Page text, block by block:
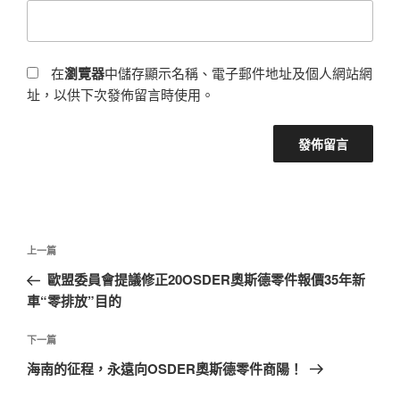
在瀏覽器中儲存顯示名稱、電子郵件地址及個人網站網
址，以供下次發佈留言時使用。
文
導
覽
上
一
篇
章
上一篇
歐盟委員會提議修正20OSDER奧斯德零件報價35年新
車“零排放”目的
下
一
下一篇
海南的征程，永遠向OSDER奧斯德零件商陽！